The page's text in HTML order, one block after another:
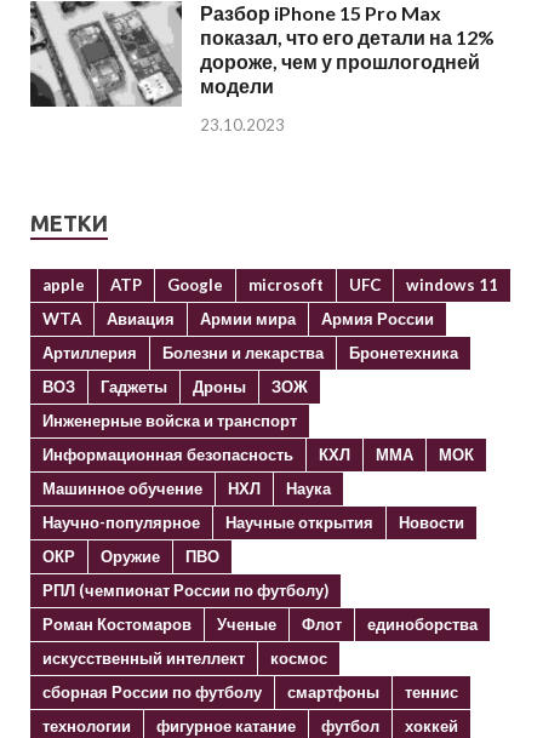
Разбор iPhone 15 Pro Max
показал, что его детали на 12%
дороже, чем у прошлогодней
модели
23.10.2023
МЕТКИ
apple ATP Google microsoft UFC
windows 11
WTA
Авиация Армии мира
Армия России
Артиллерия
Болезни и лекарства
Бронетехника
ВОЗ
Гаджеты Дроны
ЗОЖ
Инженерные войска и транспорт
Информационная безопасность
КХЛ ММА
МОК
Машинное обучение
НХЛ
Наука
Научно-популярное
Научные открытия
Новости
ОКР
Оружие
ПВО
РПЛ (чемпионат России по футболу)
Роман Костомаров
Ученые Флот
единоборства
искусственный интеллект
космос
сборная России по футболу
смартфоны
теннис
технологии
фигурное катание футбол хоккей